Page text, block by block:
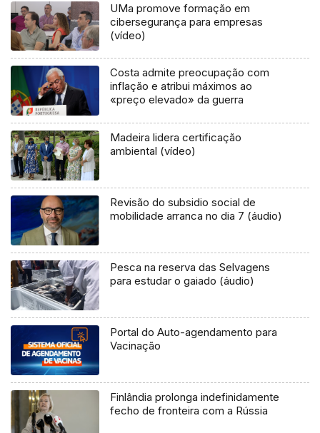
UMa promove formação em
cibersegurança para empresas
(vídeo)
Costa admite preocupação com
inflação e atribui máximos ao
«preço elevado» da guerra
Madeira lidera certificação
ambiental (vídeo)
Revisão do subsidio social de
mobilidade arranca no dia 7 (áudio)
Pesca na reserva das Selvagens
para estudar o gaiado (áudio)
Portal do Auto-agendamento para
Vacinação
Finlândia prolonga indefinidamente
fecho de fronteira com a Rússia